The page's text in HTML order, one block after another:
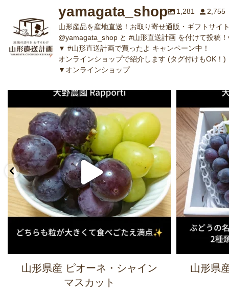
yamagata_shop 1,281
2,755
山形産品を産地直送！お取り寄せ通販・ギフトサイ
@yamagata_shop と #山形直送計画 を付けて投稿
▼ #山形直送計画で買ったよ キャンペーン中！
オンラインショップで紹介します (タグ付けもOK！)
▼オンラインショップ
山形県産 ピオーネ・シャイン
マスカット
山形県